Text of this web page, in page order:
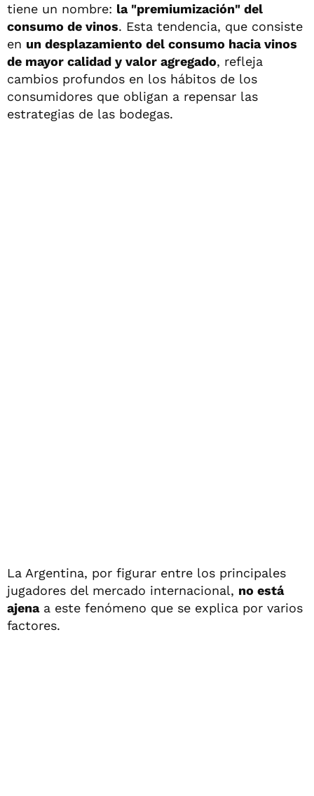
tiene un nombre: la "premiumización" del
consumo de vinos. Esta tendencia, que consiste
en un desplazamiento del consumo hacia vinos
de mayor calidad y valor agregado, refleja
cambios profundos en los hábitos de los
consumidores que obligan a repensar las
estrategias de las bodegas.
La Argentina, por figurar entre los principales
jugadores del mercado internacional, no está
ajenaa este fenómeno que se explica por varios
factores.